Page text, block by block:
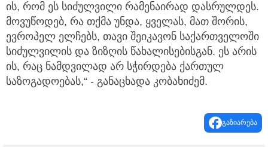
ის, რომ ეს სიძულვილი რამენაირად დასრულდეს.
მოვუწოდებ, რა თქმა უნდა, ყველას, მათ შორის,
ევროპელ ელჩებს, თავი შეიკავონ საქართველოში
სიძულვილის და ზიზღის წახალისებისგან. ეს არის
ის, რაც ნამდვილად არ სჭირდება ქართულ
საზოგადოებას,“ - განაცხადა კობახიძემ.
გაზიარება